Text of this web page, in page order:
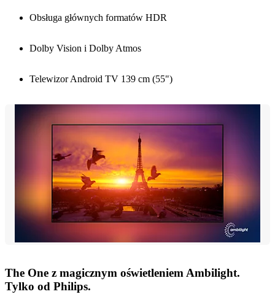
Obsługa głównych formatów HDR
Dolby Vision i Dolby Atmos
Telewizor Android TV 139 cm (55")
The One z magicznym oświetleniem Ambilight.
Tylko od Philips.